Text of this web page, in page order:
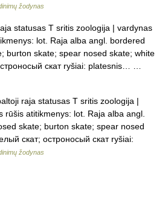
žodynas
statusas T sritis zoologija | vardynas
lot. Raja alba angl. bordered
burton skate; spear nosed skate; white
скат ryšiai: platesnis… …
raja statusas T sritis zoologija |
rūšis atitikmenys: lot. Raja alba angl.
skate; burton skate; spear nosed
скат; остроносый скат ryšiai:
žodynas